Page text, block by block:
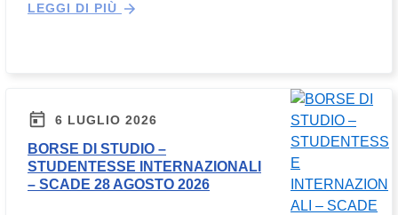
LEGGI DI PIÙ
6 LUGLIO 2026
BORSE DI STUDIO –
STUDENTESSE INTERNAZIONALI
– SCADE 28 AGOSTO 2026